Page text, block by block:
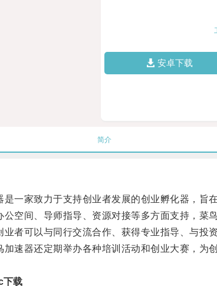
安卓下载
简介
家致力于支持创业者发展的创业孵化器，旨在
间、导师指导、资源对接等多方面支持，菜
可以与同行交流合作、获得专业指导、与投资
器还定期举办各种培训活动和创业大赛，为创
下载